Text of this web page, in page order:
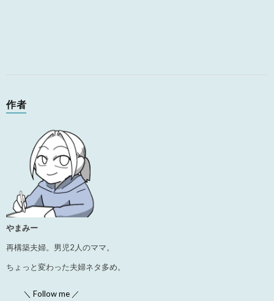
作者
やまみー
再構築夫婦。男児2人のママ。
ちょっと変わった夫婦ネタ多め。
＼ Follow me ／